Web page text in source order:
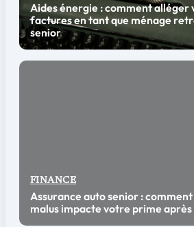
Aides énergie : comment alléger
factures en tant que ménage
senior
FINANCE
Assurance auto senior : comment
malus impacte votre prime après